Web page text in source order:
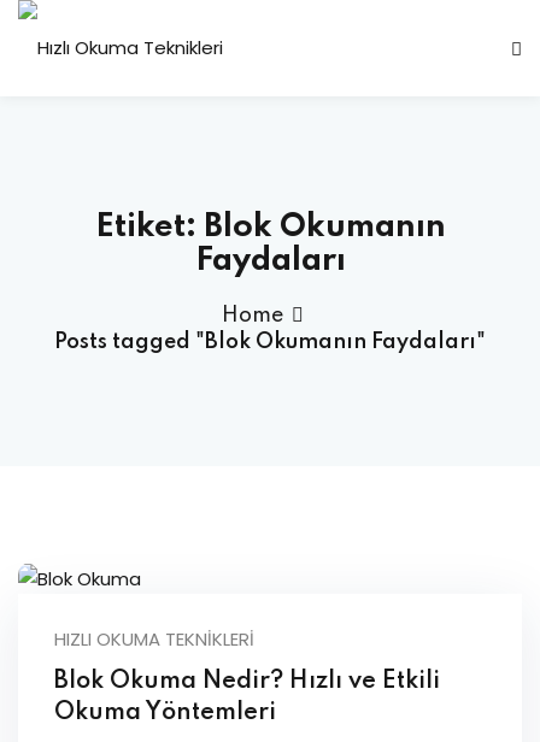
Etiket: Blok Okumanın
Faydaları
Home
Posts tagged "Blok Okumanın Faydaları"
HIZLI OKUMA TEKNIKLERI
Blok Okuma Nedir? Hızlı ve Etkili
Okuma Yöntemleri
Sign in